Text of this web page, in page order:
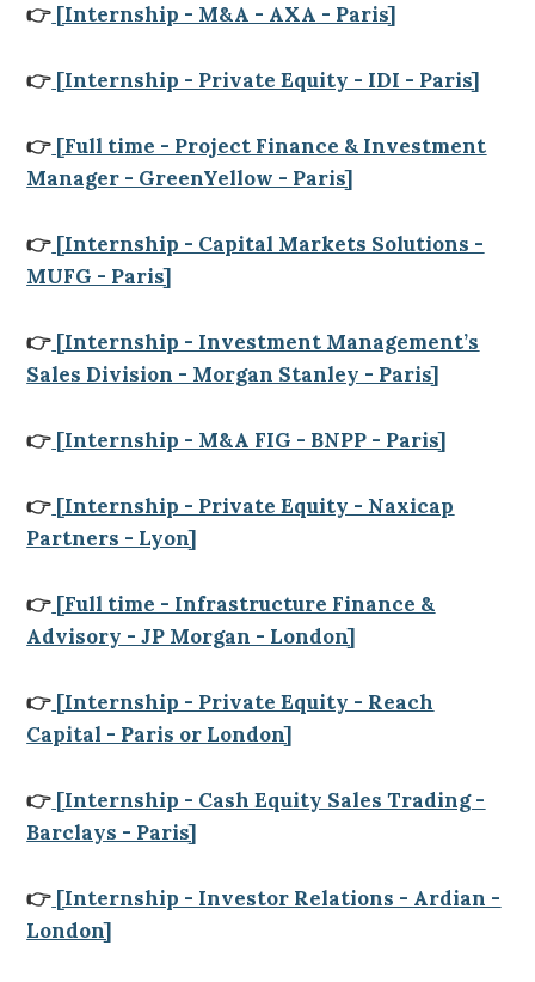
👉 [Internship - M&A - AXA - Paris]
👉 [Internship - Private Equity - IDI - Paris]
👉 [Full time - Project Finance & Investment
Manager - GreenYellow - Paris]
👉 [Internship - Capital Markets Solutions -
MUFG - Paris]
👉 [Internship - Investment Management’s
Sales Division - Morgan Stanley - Paris]
👉 [Internship - M&A FIG - BNPP - Paris]
👉 [Internship - Private Equity - Naxicap
Partners - Lyon]
👉 [Full time - Infrastructure Finance &
Advisory - JP Morgan - London]
👉 [Internship - Private Equity - Reach
Capital - Paris or London]
👉 [Internship - Cash Equity Sales Trading -
Barclays - Paris]
👉 [Internship - Investor Relations - Ardian -
London]